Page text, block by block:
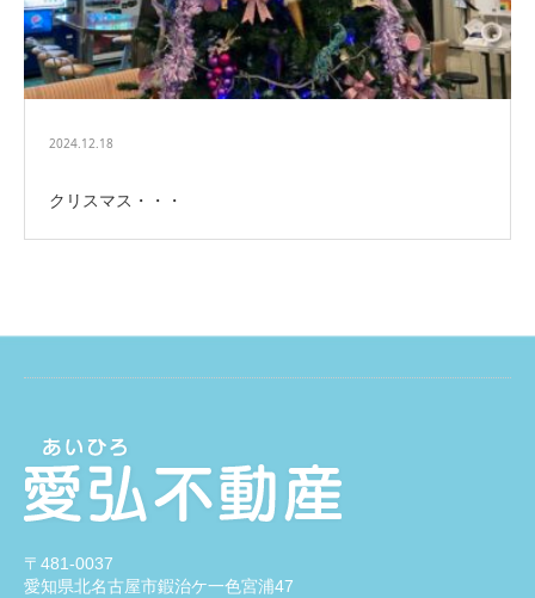
2024.12.18
クリスマス・・・
〒481-0037
愛知県北名古屋市鍜治ケ一色宮浦47